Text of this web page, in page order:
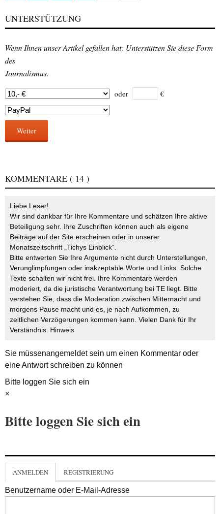
UNTERSTÜTZUNG
Wenn Ihnen unser Artikel gefallen hat: Unterstützen Sie diese Form
des
Journalismus.
oder €
Weiter
KOMMENTARE ( 14 )
Liebe Leser!
Wir sind dankbar für Ihre Kommentare und schätzen Ihre aktive
Beteiligung sehr. Ihre Zuschriften können auch als eigene
Beiträge auf der Site erscheinen oder in unserer
Monatszeitschrift „Tichys Einblick“.
Bitte entwerten Sie Ihre Argumente nicht durch Unterstellungen,
Verunglimpfungen oder inakzeptable Worte und Links. Solche
Texte schalten wir nicht frei. Ihre Kommentare werden
moderiert, da die juristische Verantwortung bei TE liegt. Bitte
verstehen Sie, dass die Moderation zwischen Mitternacht und
morgens Pause macht und es, je nach Aufkommen, zu
zeitlichen Verzögerungen kommen kann. Vielen Dank für Ihr
Verständnis. Hinweis
Sie müssenangemeldetsein um einen Kommentar oder
eine Antwort schreiben zu können
Bitte loggen Sie sich ein
×
Bitte loggen Sie sich ein
ANMELDEN REGISTRIERUNG
Benutzername oder E-Mail-Adresse